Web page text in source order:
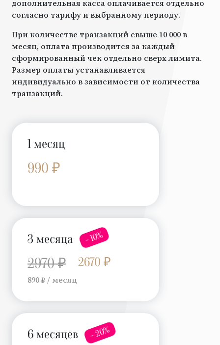
дополнительная касса оплачивается отдельно
согласно тарифу и выбранному периоду.
При количестве транзакций свыше 10 000 в
месяц, оплата производится за каждый
сформированный чек отдельно сверх лимита.
Размер оплаты устанавливается
индивидуально в зависимости от количества
транзакций.
1 месяц
990 ₽
3 месяца - 10%
2970 ₽ 2670 ₽
890 ₽ / месяц
6 месяцев - 20%